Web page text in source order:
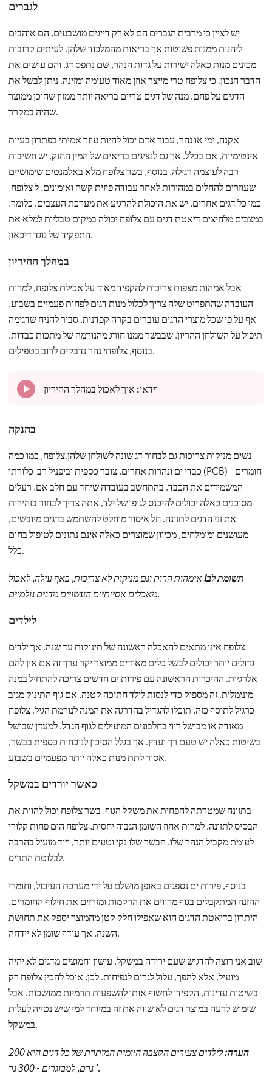
לגברים
יש לציין כי מרבית הגברים הם לא רק דייגים מושבעים, הם אוהבים
ליהנות ממנות פשוטות אך בריאות מהמלכוד שלהן. לעיתים קרובות
מכינים מנות כאלה ישירות על גדות הנהר, שם נתפס דג. והם עושים את
הדבר הנכון, כי צלופח טרי מייצר אוזן מאוד טעימה ומזינה. ניתן לבשל את
הדגים על פחם. מנה של דגים טריים בריאה יותר ממזון שהוכן ממוצר
שהיה במקרר.
אקנה, ימי או נהר, עבור אדם יכול להיות עוזר אמיתי בפתרון בעיות
אינטימיות, אם בכלל. אך גם לנציגים בריאים של המין החזק, יש חשיבות
רבה לעוצמה רגילה. בנוסף, בשר צלופח מלא באלמנטים שימושיים
שעוזרים להחלים במהירות לאחר עבודה פיזית קשה ואימונים. ל צלופח,
כמו כל דגים אחרים, יש את היכולת להרגיע את מערכת העצבים. כלומר,
במצבים מלחיצים דיאטת דגים עם צלופח יכולה במקום טבליות למלא את
התפקיד של נוגד דיכאון.
במהלך ההיריון
אבל אמהות מצפות צריכות להקפיד מאוד על אכילת צלופח, למרות
העובדה שהתפריט שלה צריך לכלול מנות דגים לפחות פעמיים בשבוע.
אף על פי שכל מוצרי הדגים עוברים בקרה קפדנית, סביר להניח שדגימה
תיפול על השולחן ההריון, שבבשר ממנו חורג מהנורמה של מתכות כבדות.
בנוסף, צלופחי נהר נדבקים לרוב בטפילים.
וידאו: איך לאכול במהלך ההיריון
בהנקה
נשים מניקות צריכות גם לבחור דג שונה לשולחן שלהן.צלופח, כמו כמה
כבדי ים ונהרות אחרים, צובר כספית וביפניל רב-כלורתי (PCB) - חומרים
המשמידים את הכבד. בהתחשב בעובדה שיחד עם חלב אם, רעלים
מסוכנים כאלה יכולים להיכנס לגופו של ילד, אתה צריך לבחור בזהירות
את זני הדגים לתזונה. חל איסור מוחלט להשתמש בדגים מיובשים,
מעושנים ומומלחים, מכיוון שמוצרים כאלה אינם נתונים לטיפול בחום
כלל.
תשומת לב!אימהות הרות וגם מניקות לא צריכות, באף עילה, לאכול
מאכלים אסייתיים העשויים מדגים גולמיים.
לילדים
צלופח אינו מתאים להאכלה ראשונה של תינוקות עד שנה. אך ילדים
גדולים יותר יכולים לבשל כלים מאודים ממוצר יקר ערך זה אם אין להם
אלרגיות. ההיכרות הראשונה עם פירות ים חדשים צריכה להתחיל במנה
מינימלית, זה מספיק כדי לנסות לילד חתיכה קטנה. אם גוף התינוק מגיב
כרגיל לתוסף כזה, תוכלו להגדיל בהדרגה את המנה לנורמת הגיל. צלופח
מאודה או מבושל רווי בחלבונים המועילים לגוף הגדל. למעדן שבושל
בשיטות כאלה יש טעם רך ועדין. אך בגלל הסיכון לנוכחות כספית בבשר,
אסור לתת מנות כאלה יותר מפעמיים בשבוע.
כאשר יורדים במשקל
בתזונה שמטרתה להפחית את משקל הגוף, בשר צלופח יכול להוות את
הבסיס לתזונה. למרות אחוז השומן הגבוה יחסית, צלופח הים פחות קלורי
לעומת מקביל הנהר שלו. הבשר שלו נקי וטעים יותר, ויוד מועיל בהרבה
לבלוטת התריס.
בנוסף, פירות ים נספגים באופן מושלם על ידי מערכת העיכול, וחומרי
ההזנה המתקבלים בגוף מרווים את הרקמות ומזרזים את חילוף החומרים.
היתרון בדיאטת הדגים הוא שאפילו חלק קטן מהמוצר יספק את תחושת
השנה, אך עודף שומן לא יידחה.
שוב אני רוצה להדגיש שעם ירידה במשקל, עישון וחמוצים מדגים לא יהיה
מועיל, אלא להפך, עלול לגרום לנפיחות. לכן, אוכל להכין צלופח רק
בשיטות עדינות, הקפידו לחשוף אותו להשפעות תרמיות ממושכות. אבל
שימוש לרעה במוצר דגים לא שווה את זה במיוחד למי שיש נטייה לעלות
במשקל.
הערה:
לילדים צעירים הקצבה היומית המותרת של כל דגים היא 200
גרם, למבוגרים - 300 גר '.